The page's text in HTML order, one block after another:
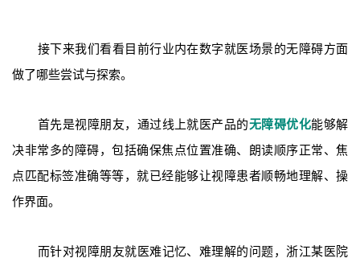
接下来我们看看目前行业内在数字就医场景的无障碍方面
做了哪些尝试与探索。
首先是视障朋友，通过线上就医产品的无障碍优化能够解
决非常多的障碍，包括确保焦点位置准确、朗读顺序正常、焦
点匹配标签准确等等，就已经能够让视障患者顺畅地理解、操
作界面。
而针对视障朋友就医难记忆、难理解的问题，浙江某医院